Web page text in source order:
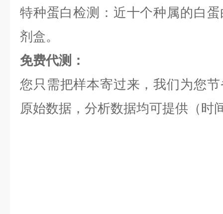
特种蛋白检测：近十个种属的白
剂盒。
免费代测：
您只需把样本寄过来，我们为您
原始数据，分析数据均可提供（时